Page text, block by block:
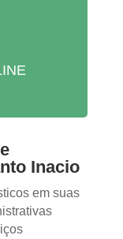
Inacio
em suas